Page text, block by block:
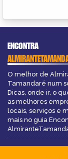
ENCONTRA
O melhor de
Tamandaré num
Dicas, onde ir, o
as melhores
locais, serviços e
mais no guia